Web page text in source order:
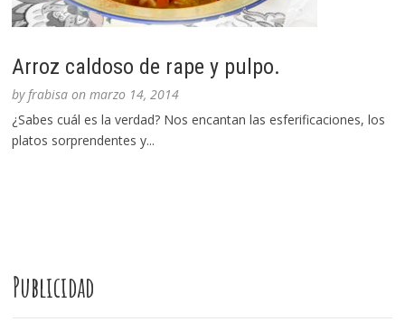
Arroz caldoso de rape y pulpo.
byfrabisa onmarzo 14, 2014
¿Sabes cuál es la verdad? Nos encantan las esferificaciones, los
platos sorprendentes y...
Publicidad